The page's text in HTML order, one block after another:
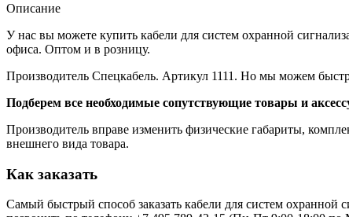
Описание
У нас вы можете купить кабели для систем охранной
офиса. Оптом и в розницу.
Производитель Спецкабель. Артикул 1111. Но мы можем
Подберем все необходимые сопутствующие товары и
Производитель вправе изменить физические габариты,
внешнего вида товара.
Как заказать
Самый быстрый способ заказать кабели для систем охранной